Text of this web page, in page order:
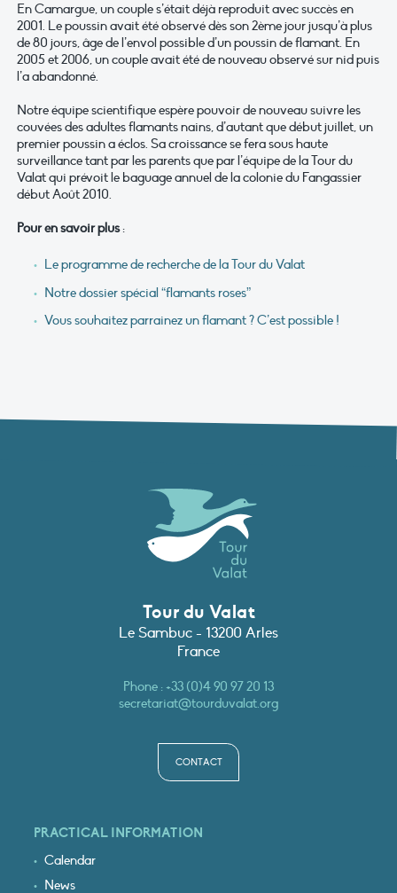
En Camargue, un couple s’était déjà reproduit avec succès en
2001. Le poussin avait été observé dès son 2ème jour jusqu’à plus
de 80 jours, âge de l’envol possible d’un poussin de flamant. En
2005 et 2006, un couple avait été de nouveau observé sur nid puis
l’a abandonné.
Notre équipe scientifique espère pouvoir de nouveau suivre les
couvées des adultes flamants nains, d’autant que début juillet, un
premier poussin a éclos. Sa croissance se fera sous haute
surveillance tant par les parents que par l’équipe de la Tour du
Valat qui prévoit le baguage annuel de la colonie du Fangassier
début Août 2010.
Pour en savoir plus:
Le programme de recherche de la Tour du Valat
Notre dossier spécial “flamants roses”
Vous souhaitez parrainez un flamant ? C’est possible !
Tour du Valat
Le Sambuc - 13200 Arles
France
Phone :+33 (0)4 90 97 20 13
secretariat@tourduvalat.org
CONTACT
PRACTICAL INFORMATION
Calendar
News